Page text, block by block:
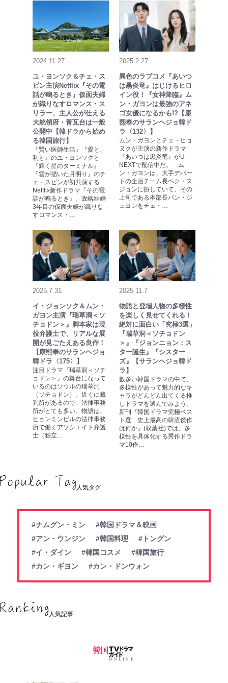
2024.11.27
ユ・ヨンソク＆チェ・ス
ビン主演Netflix『その電
話が鳴るとき』仮面夫婦
が織りなすロマンス・ス
リラー、主人公が仕える
大統領府・青瓦台は一般
公開中【韓ドラから始め
る韓国旅行】
『賢い医師生活』『愛と、
利と』のユ・ヨンソクと
『輝く星のターミナル』
『雲が描いた月明り』のチ
ェ・スビンが初共演する
Netflix新作ドラマ『その電
話が鳴るとき』。政略結婚
3年目の仮面夫婦が織りな
すロマンス・…
2025.2.27
異色のラブコメ『あいつ
は黒炎竜』はじけるヒロ
イン役！『女神降臨』ム
ン・ガヨンは最強のアネ
ゴ女優になるかも!?【康
熙奉のサランヘジョ韓ド
ラ〈132〉】
ムン・ガヨンとチェ・ヒョ
ヌクが主演の新作ドラマ
『あいつは黒炎竜』がU-
NEXTで配信中だ。 ム
ン・ガヨンは、大手デパー
トの企画チーム長ペク・ス
ジョンに扮していて、その
上司である本部長パン・ジ
ュヨンをチェ・…
2025.7.31
イ・ジョンソク＆ムン・
ガヨン主演『瑞草洞＜ソ
チョドン＞』脚本家は現
役弁護士で、リアルな展
開が見ごたえある良作！
【康熙奉のサランヘジョ
韓ドラ〈175〉】
注目ドラマ『瑞草洞＜ソチ
ョドン＞』の舞台になって
いるのはソウルの瑞草洞
（ソチョドン）。近くに裁
判所があるので、法律事務
所がとても多い。物語は、
ヒョンミンビルの法律事務
所で働くアソシエイト弁護
士（独立…
2025.11.7
物語と登場人物の多様性
を楽しく見せてくれる！
絶対に面白い「究極3選」
『瑞草洞＜ソチョドン
＞』『ジョンニョン：ス
ター誕生』『シスター
ズ』【サランヘジョ韓ド
ラ】
数多い韓国ドラマの中で、
多様性があって魅力的なキ
ャラがどんどん出てくる推
しドラマを選んでみよう。
新刊『韓国ドラマ究極ベス
ト選 史上最高の韓流傑作
は何か』(双葉社)では、多
様性を具体化する秀作ドラ
マ10作…
人気タグ
#ナムグン・ミン
#韓国ドラマ＆映画
#アン・ウンジン
#韓国料理
#トングン
#イ・ダイン
#韓国コスメ
#韓国旅行
#カン・ギヨン
#カン・ドンウォン
人気記事